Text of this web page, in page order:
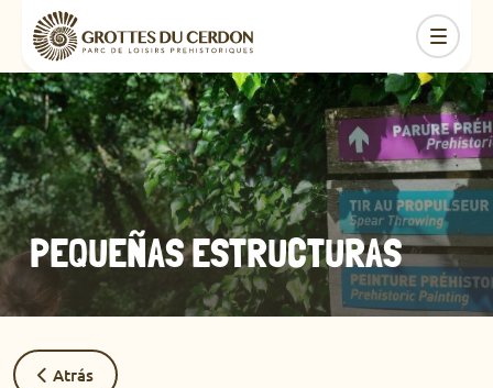
PEQUEÑAS ESTRUCTURAS
Atrás